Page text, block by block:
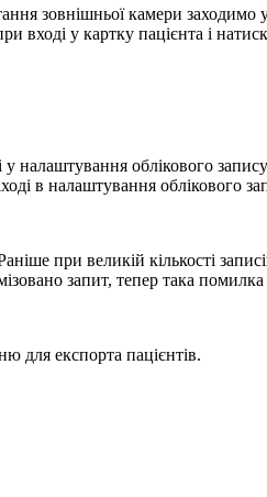
зовнішньої камери
вході у картку пацієнта і
налаштування облікового
в налаштування облікового
при великій кількості
запит, тепер така
для експорта пацієнтів.